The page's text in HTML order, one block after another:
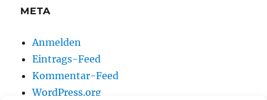
META
Anmelden
Eintrags-Feed
Kommentar-Feed
WordPress.org